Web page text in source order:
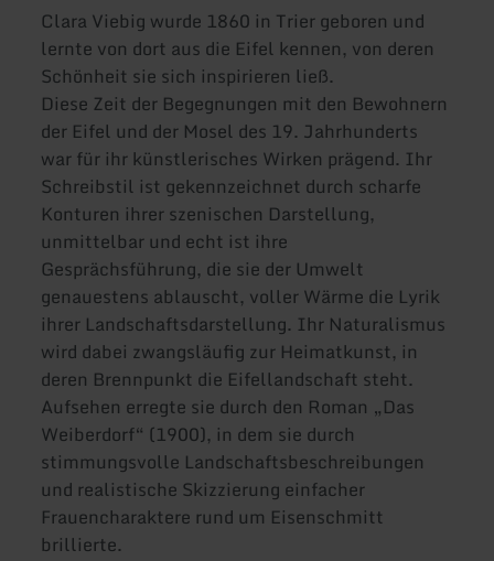
Clara Viebig wurde 1860 in Trier geboren und
lernte von dort aus die Eifel kennen, von deren
Schönheit sie sich inspirieren ließ.
Diese Zeit der Begegnungen mit den Bewohnern
der Eifel und der Mosel des 19. Jahrhunderts
war für ihr künstlerisches Wirken prägend. Ihr
Schreibstil ist gekennzeichnet durch scharfe
Konturen ihrer szenischen Darstellung,
unmittelbar und echt ist ihre
Gesprächsführung, die sie der Umwelt
genauestens ablauscht, voller Wärme die Lyrik
ihrer Landschaftsdarstellung. Ihr Naturalismus
wird dabei zwangsläufig zur Heimatkunst, in
deren Brennpunkt die Eifellandschaft steht.
Aufsehen erregte sie durch den Roman „Das
Weiberdorf“ (1900), in dem sie durch
stimmungsvolle Landschaftsbeschreibungen
und realistische Skizzierung einfacher
Frauencharaktere rund um Eisenschmitt
brillierte.